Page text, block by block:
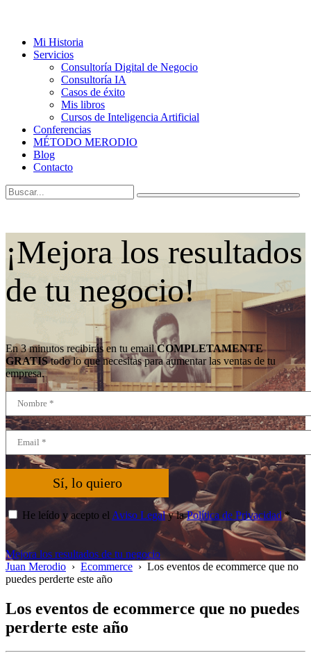
Mi Historia
Servicios
Consultoría Digital de Negocio
Consultoría IA
Casos de éxito
Mis libros
Cursos de Inteligencia Artificial
Conferencias
MÉTODO MERODIO
Blog
Contacto
¡Mejora los resultados
de tu negocio!
En 3 minutos recibirás en tu emailCOMPLETAMENTE
GRATIStodo lo que necesitas para aumentar las ventas de tu
empresa.
Sí, lo quiero
He leído y acepto el Aviso Legaly laPolítica de Privacidad*
Mejora los resultados de tu negocio
Juan Merodio › Ecommerce › Los eventos de ecommerce que no
puedes perderte este año
Los eventos de ecommerce que no puedes
perderte este año